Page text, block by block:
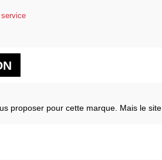
proposer pour cette marque. Mais le site